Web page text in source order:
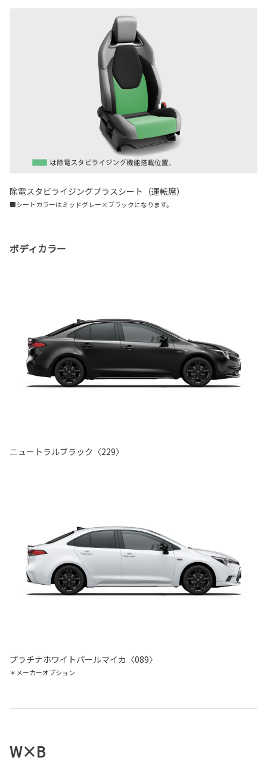
除電スタビライジングプラスシート（運転席）
■シートカラーはミッドグレー×ブラックになります。
ボディカラー
ニュートラルブラック〈229〉
プラチナホワイトパールマイカ〈089〉
＊メーカーオプション
W×B